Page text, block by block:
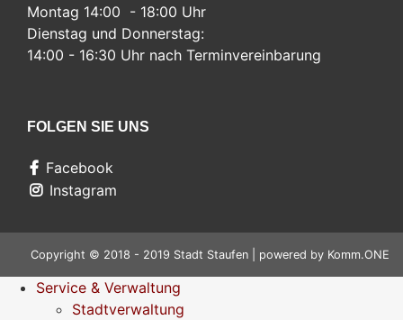
Montag 14:00 - 18:00 Uhr
Dienstag und Donnerstag:
14:00 - 16:30 Uhr nach Terminvereinbarung
FOLGEN SIE UNS
Facebook
Instagram
Copyright © 2018 - 2019 Stadt Staufen | powered by Komm.ONE
Service & Verwaltung
Stadtverwaltung